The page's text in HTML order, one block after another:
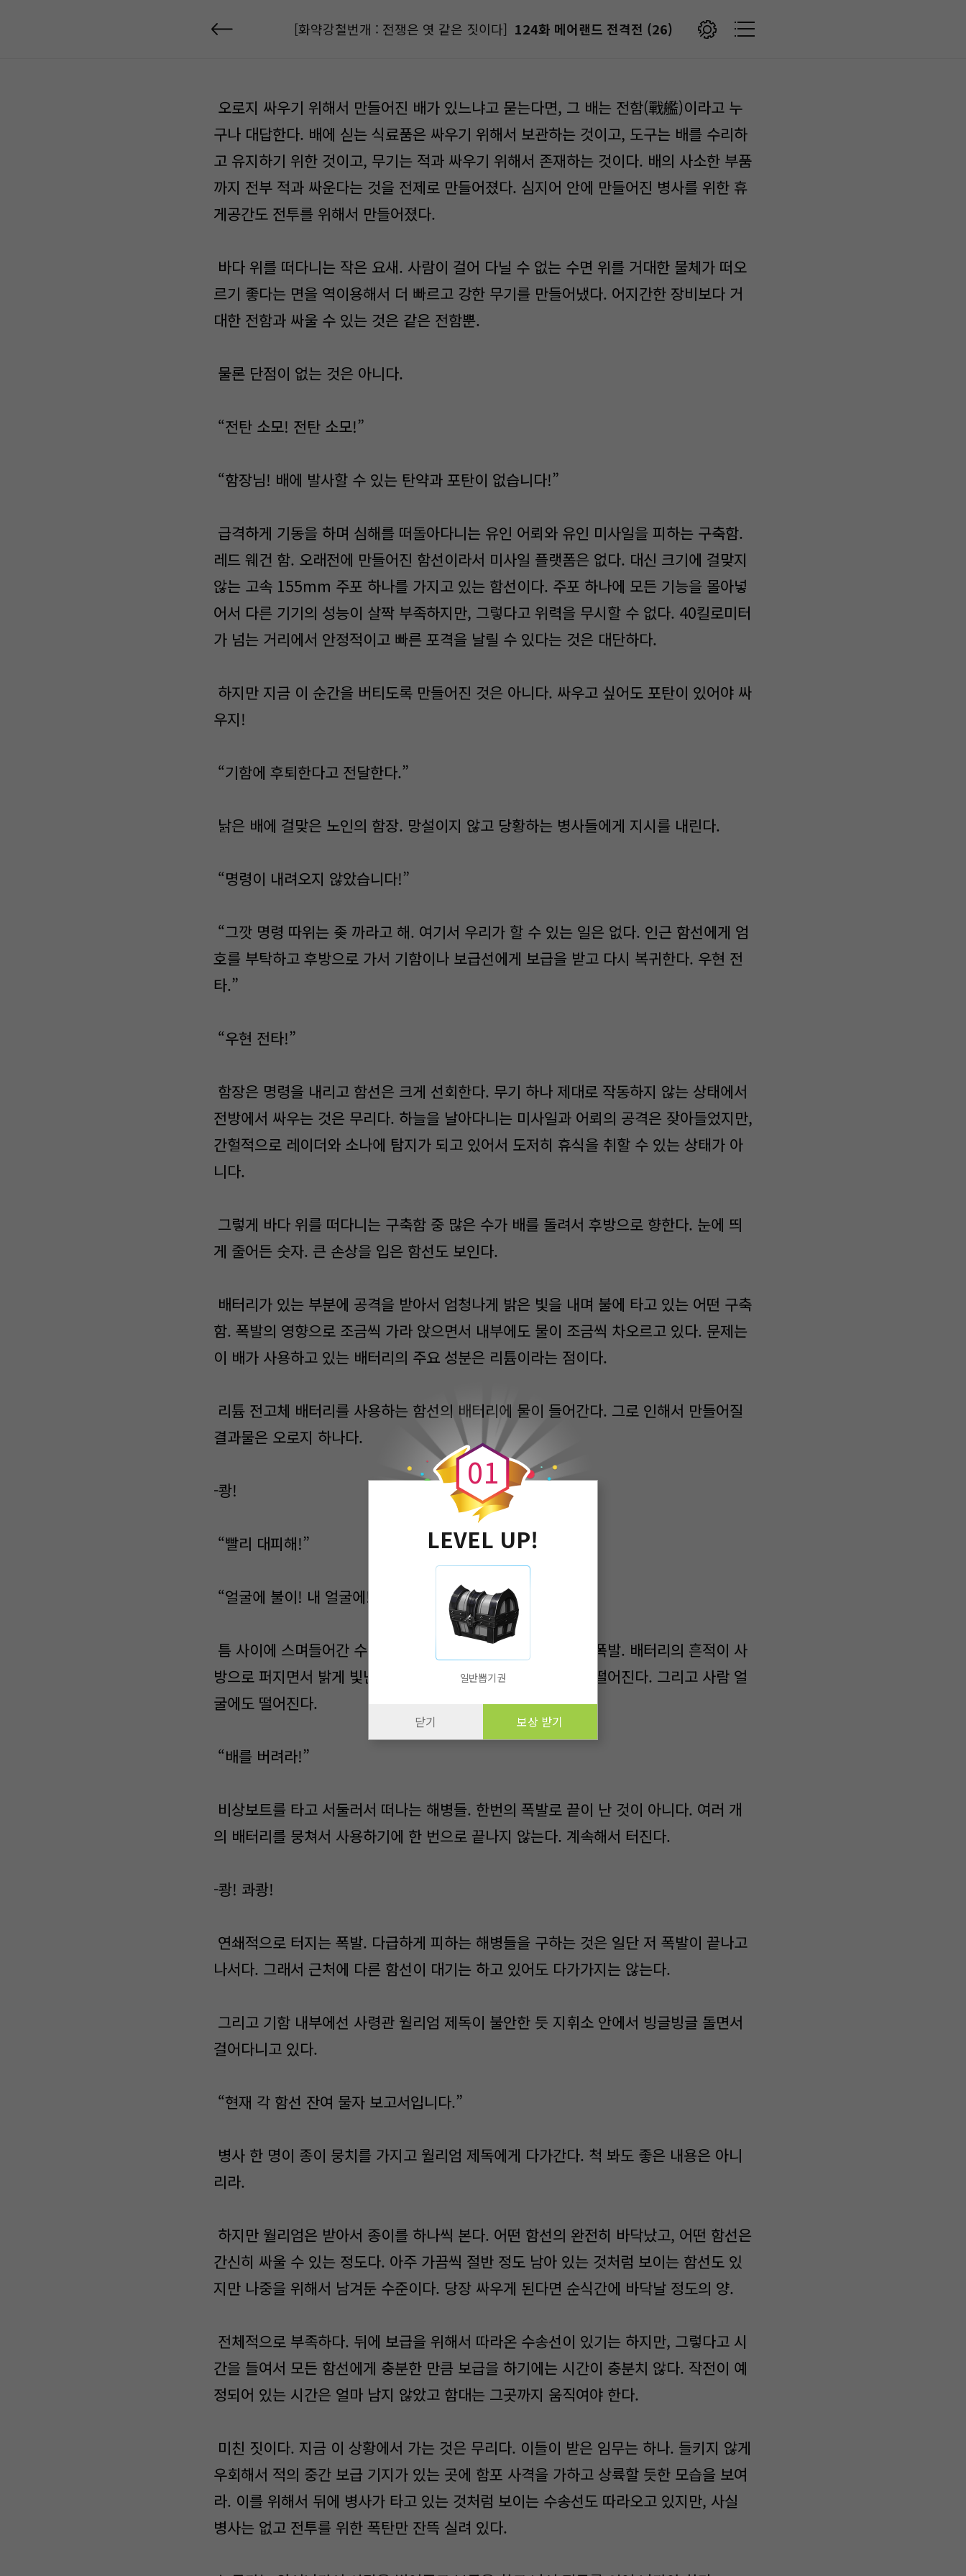
[화약강철번개 : 전쟁은 엿 같은 짓이다] 124화 메어랜드 전격전 (26)
오로지 싸우기 위해서 만들어진 배가 있느냐고 묻는다면, 그 배는 전함(戰艦)이라고 누
구나 대답한다. 배에 싣는 식료품은 싸우기 위해서 보관하는 것이고, 도구는 배를 수리하
고 유지하기 위한 것이고, 무기는 적과 싸우기 위해서 존재하는 것이다. 배의 사소한 부품
까지 전부 적과 싸운다는 것을 전제로 만들어졌다. 심지어 안에 만들어진 병사를 위한 휴
게공간도 전투를 위해서 만들어졌다.
바다 위를 떠다니는 작은 요새. 사람이 걸어 다닐 수 없는 수면 위를 거대한 물체가 떠오
르기 좋다는 면을 역이용해서 더 빠르고 강한 무기를 만들어냈다. 어지간한 장비보다 거
대한 전함과 싸울 수 있는 것은 같은 전함뿐.
물론 단점이 없는 것은 아니다.
“전탄 소모! 전탄 소모!”
“함장님! 배에 발사할 수 있는 탄약과 포탄이 없습니다!”
급격하게 기동을 하며 심해를 떠돌아다니는 유인 어뢰와 유인 미사일을 피하는 구축함.
레드 웨건 함. 오래전에 만들어진 함선이라서 미사일 플랫폼은 없다. 대신 크기에 걸맞지
않는 고속 155mm 주포 하나를 가지고 있는 함선이다. 주포 하나에 모든 기능을 몰아넣
어서 다른 기기의 성능이 살짝 부족하지만, 그렇다고 위력을 무시할 수 없다. 40킬로미터
가 넘는 거리에서 안정적이고 빠른 포격을 날릴 수 있다는 것은 대단하다.
하지만 지금 이 순간을 버티도록 만들어진 것은 아니다. 싸우고 싶어도 포탄이 있어야 싸
우지!
“기함에 후퇴한다고 전달한다.”
낡은 배에 걸맞은 노인의 함장. 망설이지 않고 당황하는 병사들에게 지시를 내린다.
“명령이 내려오지 않았습니다!”
“그깟 명령 따위는 좆 까라고 해. 여기서 우리가 할 수 있는 일은 없다. 인근 함선에게 엄
호를 부탁하고 후방으로 가서 기함이나 보급선에게 보급을 받고 다시 복귀한다. 우현 전
타.”
“우현 전타!”
함장은 명령을 내리고 함선은 크게 선회한다. 무기 하나 제대로 작동하지 않는 상태에서
전방에서 싸우는 것은 무리다. 하늘을 날아다니는 미사일과 어뢰의 공격은 잦아들었지만,
간헐적으로 레이더와 소나에 탐지가 되고 있어서 도저히 휴식을 취할 수 있는 상태가 아
니다.
그렇게 바다 위를 떠다니는 구축함 중 많은 수가 배를 돌려서 후방으로 향한다. 눈에 띄
게 줄어든 숫자. 큰 손상을 입은 함선도 보인다.
배터리가 있는 부분에 공격을 받아서 엄청나게 밝은 빛을 내며 불에 타고 있는 어떤 구축
함. 폭발의 영향으로 조금씩 가라 앉으면서 내부에도 물이 조금씩 차오르고 있다. 문제는
이 배가 사용하고 있는 배터리의 주요 성분은 리튬이라는 점이다.
리튬 전고체 배터리를 사용하는 함선의 배터리에 물이 들어간다. 그로 인해서 만들어질
결과물은 오로지 하나다.
-쾅!
“빨리 대피해!”
“얼굴에 불이! 내 얼굴에!”
틈 사이에 스며들어간 수분과 접촉하면서 급격한 팽창과 함께 폭발. 배터리의 흔적이 사
방으로 퍼지면서 밝게 빛난다. 바다에도 떨어지고, 구축함에도 떨어진다. 그리고 사람 얼
굴에도 떨어진다.
“배를 버려라!”
비상보트를 타고 서둘러서 떠나는 해병들. 한번의 폭발로 끝이 난 것이 아니다. 여러 개
의 배터리를 뭉쳐서 사용하기에 한 번으로 끝나지 않는다. 계속해서 터진다.
-쾅! 콰쾅!
연쇄적으로 터지는 폭발. 다급하게 피하는 해병들을 구하는 것은 일단 저 폭발이 끝나고
나서다. 그래서 근처에 다른 함선이 대기는 하고 있어도 다가가지는 않는다.
그리고 기함 내부에선 사령관 월리엄 제독이 불안한 듯 지휘소 안에서 빙글빙글 돌면서
걸어다니고 있다.
“현재 각 함선 잔여 물자 보고서입니다.”
병사 한 명이 종이 뭉치를 가지고 월리엄 제독에게 다가간다. 척 봐도 좋은 내용은 아니
리라.
하지만 월리엄은 받아서 종이를 하나씩 본다. 어떤 함선의 완전히 바닥났고, 어떤 함선은
간신히 싸울 수 있는 정도다. 아주 가끔씩 절반 정도 남아 있는 것처럼 보이는 함선도 있
지만 나중을 위해서 남겨둔 수준이다. 당장 싸우게 된다면 순식간에 바닥날 정도의 양.
전체적으로 부족하다. 뒤에 보급을 위해서 따라온 수송선이 있기는 하지만, 그렇다고 시
간을 들여서 모든 함선에게 충분한 만큼 보급을 하기에는 시간이 충분치 않다. 작전이 예
정되어 있는 시간은 얼마 남지 않았고 함대는 그곳까지 움직여야 한다.
미친 짓이다. 지금 이 상황에서 가는 것은 무리다. 이들이 받은 임무는 하나. 들키지 않게
우회해서 적의 중간 보급 기지가 있는 곳에 함포 사격을 가하고 상륙할 듯한 모습을 보여
라. 이를 위해서 뒤에 병사가 타고 있는 것처럼 보이는 수송선도 따라오고 있지만, 사실
병사는 없고 전투를 위한 폭탄만 잔뜩 실려 있다.
0
0
1
LEVEL UP!
일반뽑기권
닫기 보상 받기